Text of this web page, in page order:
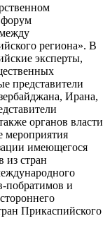
форум
региона». В
эксперты,
представители
Ирана,
органов власти
мероприятия
имеющегося
из стран
побратимов и
Прикаспийского